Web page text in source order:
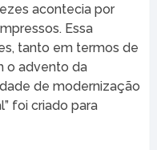
acontecia por
Essa
tanto em termos de
o advento da
de modernização
foi criado para